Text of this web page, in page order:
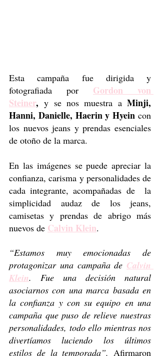
Esta campaña fue dirigida y
fotografiada por Gordon von
Steiner, y se nos muestra a Minji,
Hanni, Danielle, Haerin y Hyein con
los nuevos jeans y prendas esenciales
de otoño de la marca.
En las imágenes se puede apreciar la
confianza, carisma y personalidades de
cada integrante, acompañadas de  la
simplicidad audaz de los jeans,
camisetas y prendas de abrigo más
nuevos de Calvin Klein.
“Estamos muy emocionadas de
protagonizar una campaña de Calvin
Klein. Fue una decisión natural
asociarnos con una marca basada en
la confianza y con su equipo en una
campaña que puso de relieve nuestras
personalidades, todo ello mientras nos
divertíamos luciendo los últimos
estilos de la temporada”. Afirmaron